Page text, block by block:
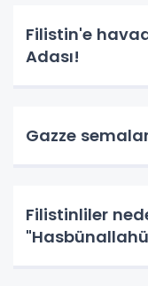
Filistin'e
Adası!
Gazze
Filistinliler